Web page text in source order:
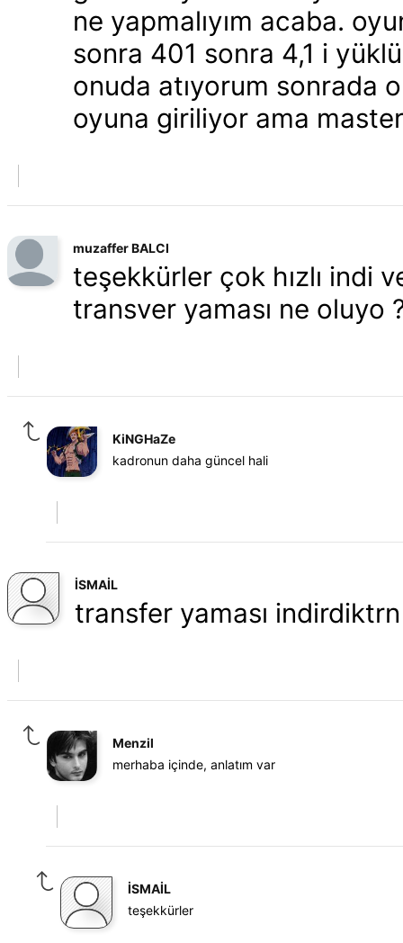
ne yapmalıyım acaba.
sonra 401 sonra 4,1 i
onuda atıyorum sonrada
oyuna giriliyor ama
muzaffer BALCI
teşekkürler çok hızlı indi
transver yaması ne oluyo
KiNGHaZe
kadronun daha güncel hali
İSMAİL
transfer yaması
Menzil
merhaba içinde, anlatım var
İSMAİL
teşekkürler